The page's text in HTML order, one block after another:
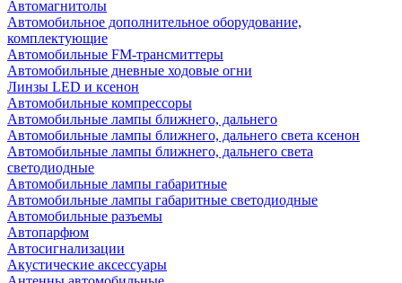
Автомагнитолы
Автомобильное дополнительное оборудование,
комплектующие
Автомобильные FM-трансмиттеры
Автомобильные дневные ходовые огни
Линзы LED и ксенон
Автомобильные компрессоры
Автомобильные лампы ближнего, дальнего
Автомобильные лампы ближнего, дальнего света ксенон
Автомобильные лампы ближнего, дальнего света
светодиодные
Автомобильные лампы габаритные
Автомобильные лампы габаритные светодиодные
Автомобильные разъемы
Автопарфюм
Автосигнализации
Акустические аксессуары